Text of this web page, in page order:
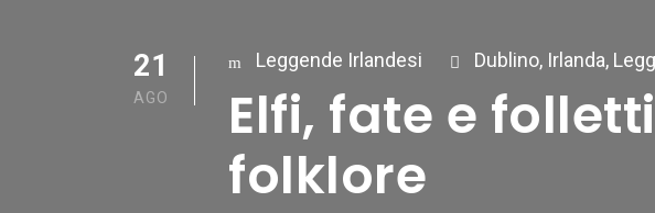
21
AGO
Leggende Irlandesi Dublino, Irlanda,
Elfi, fate e
folklore